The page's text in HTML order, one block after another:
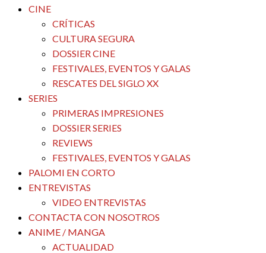
CINE
CRÍTICAS
CULTURA SEGURA
DOSSIER CINE
FESTIVALES, EVENTOS Y GALAS
RESCATES DEL SIGLO XX
SERIES
PRIMERAS IMPRESIONES
DOSSIER SERIES
REVIEWS
FESTIVALES, EVENTOS Y GALAS
PALOMI EN CORTO
ENTREVISTAS
VIDEO ENTREVISTAS
CONTACTA CON NOSOTROS
ANIME / MANGA
ACTUALIDAD